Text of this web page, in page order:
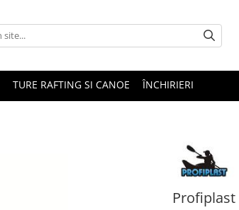
TURE RAFTING SI CANOE ÎNCHIRIERI
Profiplast